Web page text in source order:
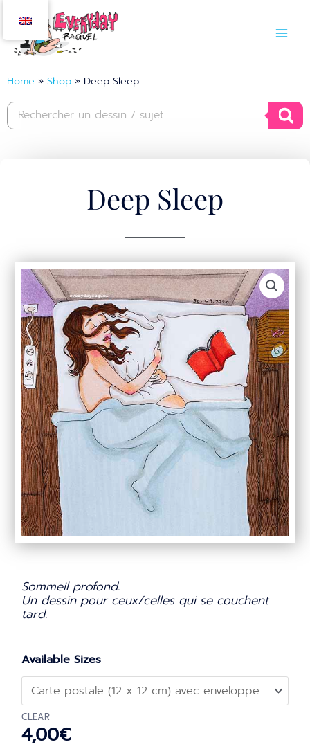
Home » Shop » Deep Sleep
Products
search
Deep Sleep
Sommeil profond.
Un dessin pour ceux/celles qui se couchent
tard.
Available Sizes
CLEAR
4,00€
Sommeil
profond
quantity